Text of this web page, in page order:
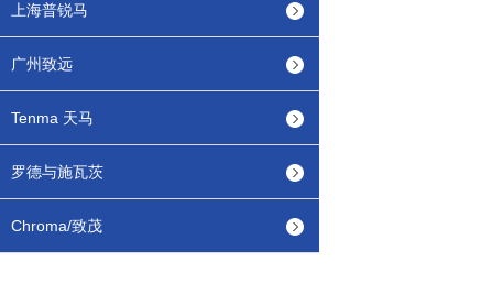
上海普锐马
广州致远
Tenma 天马
罗德与施瓦茨
Chroma/致茂